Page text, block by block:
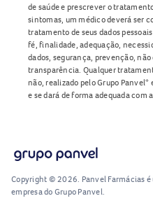
de saúde e prescrever o
sintomas, um médico deverá ser
tratamento de seus dados
fé, finalidade, adequação,
dados, segurança, prevenção,
transparência. Qualquer
não, realizado pelo Grupo
e se dará de forma adequada com
Copyright © 2026. Panvel Farmácias é
empresa do Grupo Panvel.